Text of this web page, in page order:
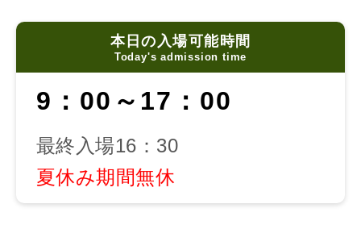
本日の入場可能時間
Today's admission time
9：00～17：00
最終入場16：30
夏休み期間無休